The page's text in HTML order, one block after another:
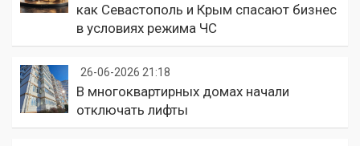
как Севастополь и Крым спасают бизнес
в условиях режима ЧС
26-06-2026 21:18
В многоквартирных домах начали
отключать лифты